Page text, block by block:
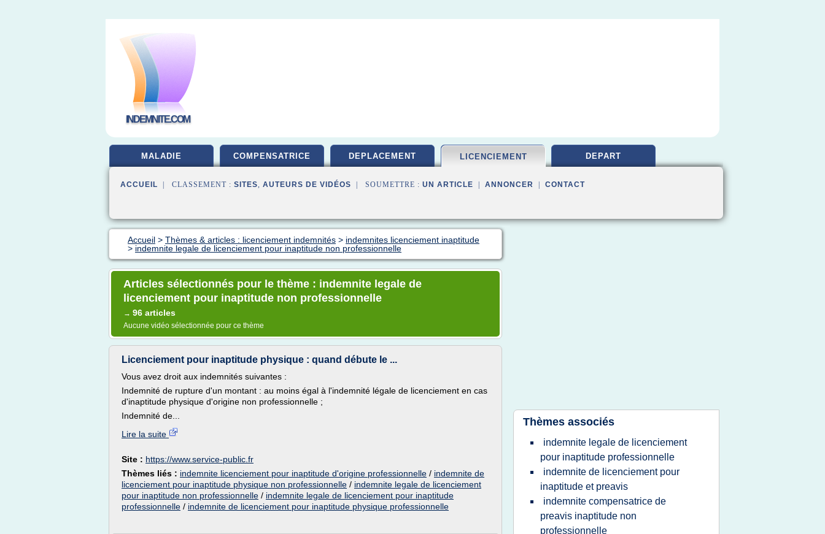
INDEMNITE.COM
MALADIE COMPENSATRICE DEPLACEMENT LICENCIEMENT DEPART
ACCUEIL | CLASSEMENT : SITES, AUTEURS DE VIDÉOS | SOUMETTRE : UN ARTICLE ANNONCER CONTACT
Accueil > Thèmes & articles : licenciement indemnités > indemnites licenciement inaptitude
> indemnite legale de licenciement pour inaptitude non professionnelle
Articles sélectionnés pour le thème : indemnite legale de
licenciement pour inaptitude non professionnelle
→ 96 articles
Aucune vidéo sélectionnée pour ce thème
Licenciement pour inaptitude physique : quand débute le ...
Vous avez droit aux indemnités suivantes :
Indemnité de rupture d'un montant : au moins égal à l'indemnité légale de licenciement en cas
d'inaptitude physique d'origine non professionnelle ;
Indemnité de...
Lire la suite
Site : https://www.service-public.fr
Thèmes liés : indemnite licenciement pour inaptitude d'origine professionnelle / indemnite de
licenciement pour inaptitude physique non professionnelle / indemnite legale de licenciement
pour inaptitude non professionnelle / indemnite legale de licenciement pour inaptitude
professionnelle / indemnite de licenciement pour inaptitude physique professionnelle
Thèmes associés
indemnite legale de licenciement
pour inaptitude professionnelle
indemnite de licenciement pour
inaptitude et preavis
indemnite compensatrice de
preavis inaptitude non
professionnelle